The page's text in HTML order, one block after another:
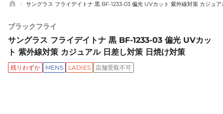
サングラス フライデイトナ 黒 BF-1233-03 偏光 UVカット 紫外線対策 カジュ
ブラックフライ
サングラス フライデイトナ 黒 BF-1233-03 偏光 UVカッ
ト 紫外線対策 カジュアル 日差し対策 日焼け対策
残りわずか MENS LADIES 店舗受取不可